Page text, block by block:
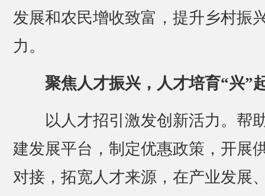
发展和农民增收致富，提升乡村振
力。
聚焦人才振兴，人才培育“兴”
以人才招引激发创新活力。帮
建发展平台，制定优惠政策，开展
对接，拓宽人才来源，在产业发展